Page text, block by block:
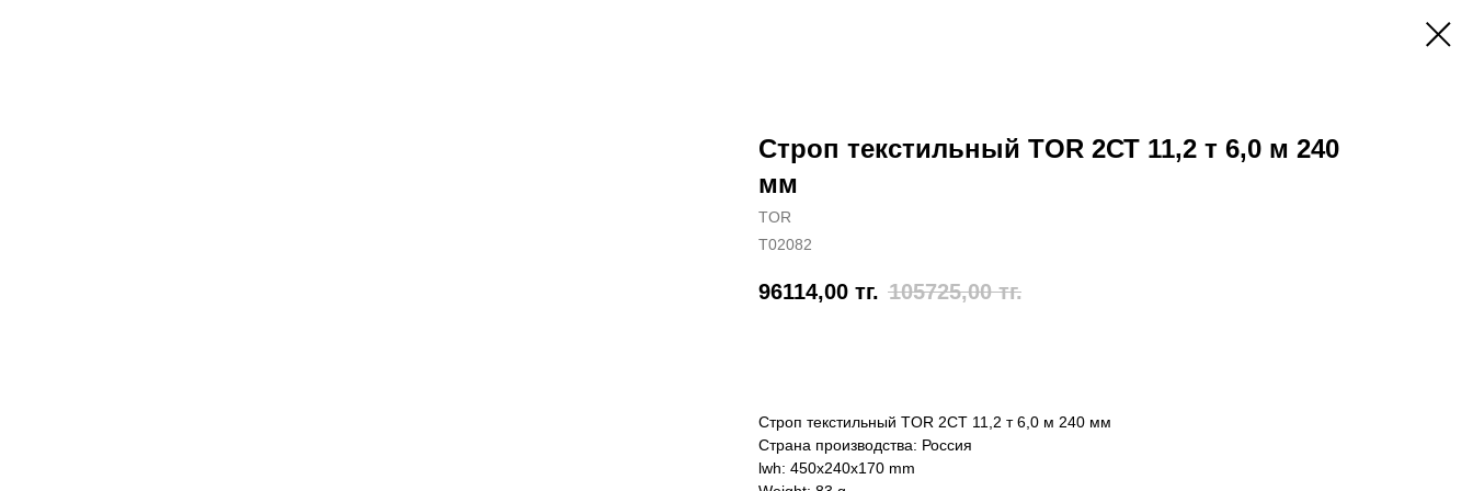
Строп текстильный TOR 2СТ 11,2 т 6,0 м 240
мм
TOR
T02082
96114,00 тг. 105725,00 тг.
Строп текстильный TOR 2СТ 11,2 т 6,0 м 240 мм
Страна производства: Россия
lwh: 450x240x170 mm